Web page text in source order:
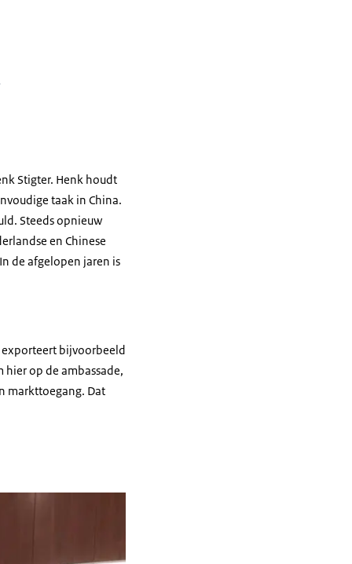
Stigter. Henk houdt
taak in China.
Steeds opnieuw
en Chinese
de afgelopen jaren is
exporteert bijvoorbeeld
op de ambassade,
markttoegang. Dat